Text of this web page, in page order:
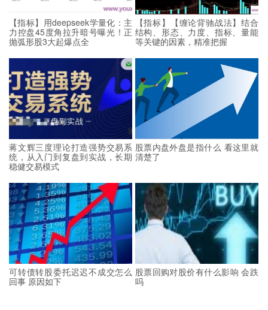
【指标】用deepseek学量化：主
力控盘45度角拉升暗号曝光！正
抛弧形股3大起爆点全
【指标】【缠论背驰战法】结合
结构、形态、力度、指标、量能
等关键的因素，精准把握
蒋文辉三度理论打造强势交易系
统，从入门到复盘到实战，长期
稳健交易模式
股票内盘外盘是指什么 看这里就
清楚了
可转债转股委托迟迟不成交怎么
回事 原因如下
股票回购对股价有什么影响 会跌
吗